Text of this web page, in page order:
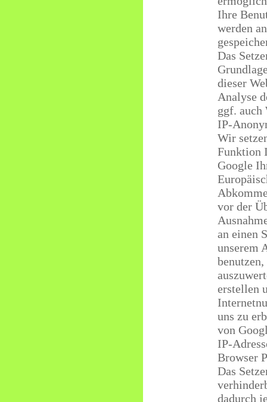
Ihre
werden
Das
dieser
Analyse
ggf. auch
IP-
Wir
Funktion
Google
vor der
an einen
unserem
erstellen
uns zu
von
IP-
Browser
Das
dadurch